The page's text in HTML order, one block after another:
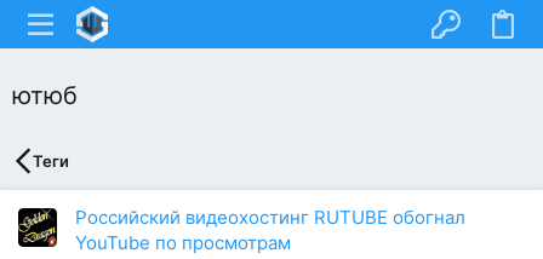
ютюб
Теги
Российский видеохостинг RUTUBE обогнал
YouTube по просмотрам